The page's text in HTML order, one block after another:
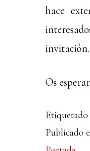
hace
invitación.
Os
Etiquetado
Publicado